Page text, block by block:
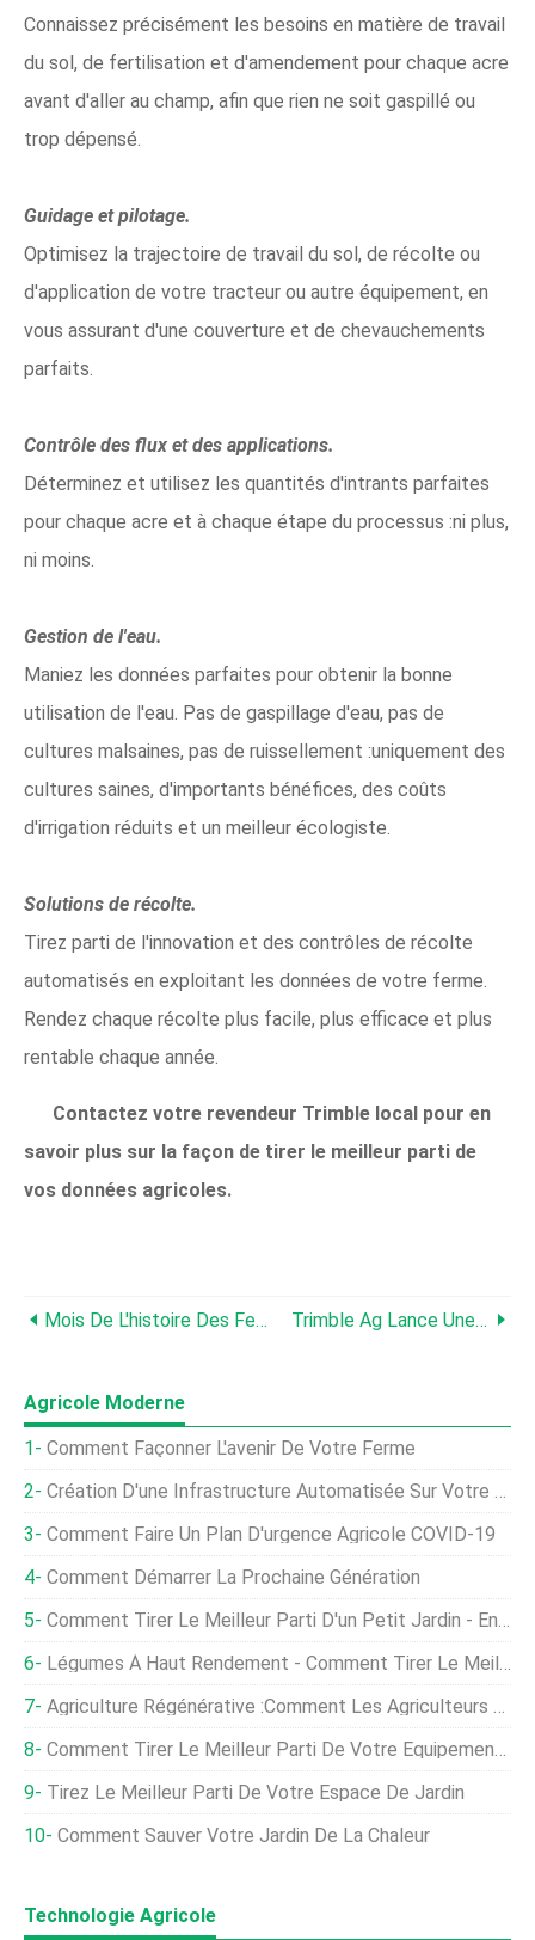
Connaissez précisément les besoins en matière de travail
du sol, de fertilisation et d'amendement pour chaque acre
avant d'aller au champ, afin que rien ne soit gaspillé ou
trop dépensé.
Guidage et pilotage.
Optimisez la trajectoire de travail du sol, de récolte ou
d'application de votre tracteur ou autre équipement, en
vous assurant d'une couverture et de chevauchements
parfaits.
Contrôle des flux et des applications.
Déterminez et utilisez les quantités d'intrants parfaites
pour chaque acre et à chaque étape du processus :ni plus,
ni moins.
Gestion de l'eau.
Maniez les données parfaites pour obtenir la bonne
utilisation de l'eau. Pas de gaspillage d'eau, pas de
cultures malsaines, pas de ruissellement :uniquement des
cultures saines, d'importants bénéfices, des coûts
d'irrigation réduits et un meilleur écologiste.
Solutions de récolte.
Tirez parti de l'innovation et des contrôles de récolte
automatisés en exploitant les données de votre ferme.
Rendez chaque récolte plus facile, plus efficace et plus
rentable chaque année.
Contactez votre revendeur Trimble local pour en
savoir plus sur la façon de tirer le meilleur parti de
vos données agricoles.
Mois De L'histoire Des Femmes :les Femmes Derrière Trimble Ag Trimble Ag Lance Une Expérience En Ligne De Ferme Virtuelle Pour Les Agriculteurs Du Monde Entier
Agricole Moderne
Comment Façonner L'avenir De Votre Ferme
Création D'une Infrastructure Automatisée Sur Votre Ferme
Comment Faire Un Plan D'urgence Agricole COVID-19
Comment Démarrer La Prochaine Génération
Comment Tirer Le Meilleur Parti D'un Petit Jardin - Entretenir Un Bel Espace Dont On Est Fier
Légumes À Haut Rendement - Comment Tirer Le Meilleur Parti De Votre Potager Végétarien
Agriculture Régénérative :comment Les Agriculteurs Peuvent Faire La Transition
Comment Tirer Le Meilleur Parti De Votre Équipement Agricole
Tirez Le Meilleur Parti De Votre Espace De Jardin
Comment Sauver Votre Jardin De La Chaleur
Technologie Agricole